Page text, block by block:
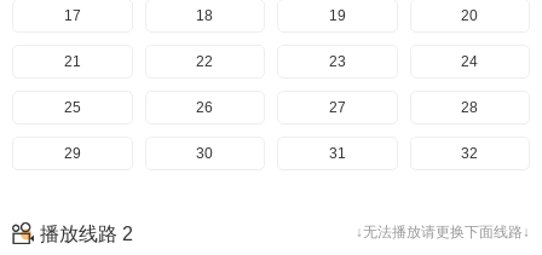
17 18 19 20
21 22 23 24
25 26 27 28
29 30 31 32
37
↓无法播放请更换下面线路↓
播放线路 2